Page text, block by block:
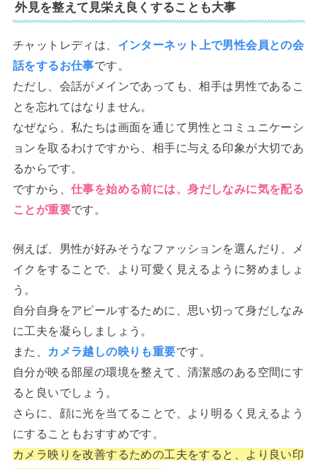
外見を整えて見栄え良くすることも大事
チャットレディは、 インターネット上で男性会員との会
話をするお仕事です。
ただし、会話がメインであっても、相手は男性であるこ
とを忘れてはなりません。
なぜなら、私たちは画面を通じて男性とコミュニケーシ
ョンを取るわけですから、相手に与える印象が大切であ
るからです。
ですから、 仕事を始める前には、身だしなみに気を配る
ことが重要です。
例えば、男性が好みそうなファッションを選んだり、メ
イクをすることで、より可愛く見えるように努めましょ
う。
自分自身をアピールするために、思い切って身だしなみ
に工夫を凝らしましょう。
また、
カメラ越しの映りも重要です。
自分が映る部屋の環境を整えて、清潔感のある空間にす
ると良いでしょう。
さらに、顔に光を当てることで、より明るく見えるよう
にすることもおすすめです。
カメラ映りを改善するための工夫をすると、より良い印